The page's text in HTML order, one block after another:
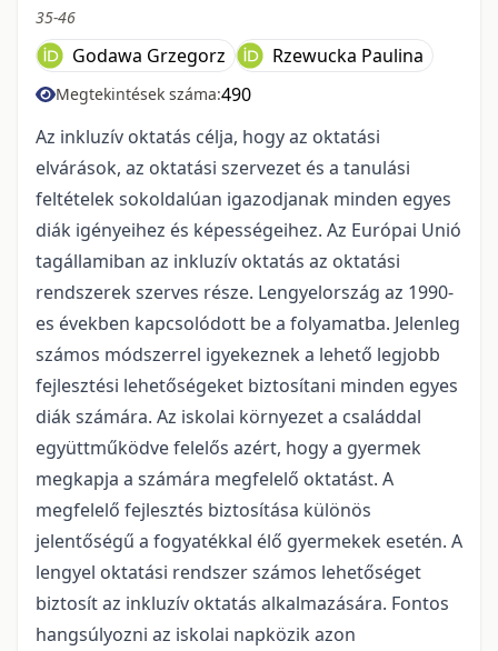
35-46
Godawa Grzegorz Rzewucka Paulina
Megtekintések száma:490
Az inkluzív oktatás célja, hogy az oktatási
elvárások, az oktatási szervezet és a tanulási
feltételek sokoldalúan igazodjanak minden egyes
diák igényeihez és képességeihez. Az Európai Unió
tagállamiban az inkluzív oktatás az oktatási
rendszerek szerves része. Lengyelország az 1990-
es években kapcsolódott be a folyamatba. Jelenleg
számos módszerrel igyekeznek a lehető legjobb
fejlesztési lehetőségeket biztosítani minden egyes
diák számára. Az iskolai környezet a családdal
együttműködve felelős azért, hogy a gyermek
megkapja a számára megfelelő oktatást. A
megfelelő fejlesztés biztosítása különös
jelentőségű a fogyatékkal élő gyermekek esetén. A
lengyel oktatási rendszer számos lehetőséget
biztosít az inkluzív oktatás alkalmazására. Fontos
hangsúlyozni az iskolai napközik azon